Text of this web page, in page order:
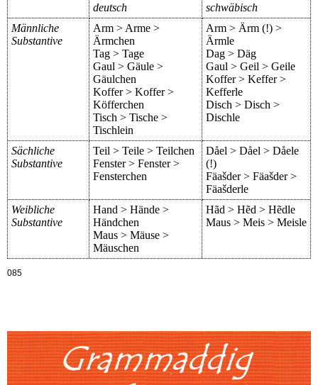
deutsch
schwäbisch
Männliche
Substantive
Arm > Arme >
Ärmchen
Tag > Tage
Gaul > Gäule >
Gäulchen
Koffer > Koffer >
Köfferchen
Tisch > Tische >
Tischlein
Arm > Ärm (!) >
Ärmle
Dag > Däg
Gaul > Geil > Geile
Koffer > Keffer >
Kefferle
Disch > Disch >
Dischle
Sächliche
Substantive
Teil > Teile > Teilchen
Fenster > Fenster >
Fensterchen
Dåel > Dåel > Dåele
(!)
Fäašder > Fäašder >
Fäašderle
Weibliche
Substantive
Hand > Hände >
Händchen
Maus > Mäuse >
Mäuschen
Hãd > Hẽd > Hẽdle
Maus > Meis > Meisle
085